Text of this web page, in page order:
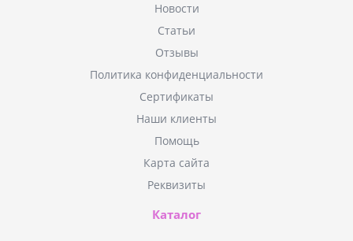
Новости
Статьи
Отзывы
Политика конфиденциальности
Сертификаты
Наши клиенты
Помощь
Карта сайта
Реквизиты
Каталог